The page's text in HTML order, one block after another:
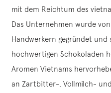
mit dem Reichtum des
Das Unternehmen wurde
Handwerkern gegründet und
hochwertigen Schokoladen
Aromen Vietnams
an Zartbitter-, Vollmilch-